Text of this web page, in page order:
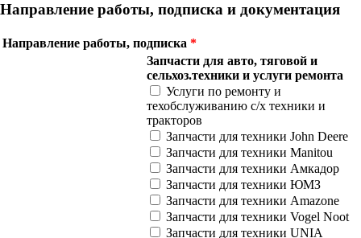
Направление работы, подписка и документация
Направление работы, подписка *
Запчасти для авто, тяговой и
сельхоз.техники и услуги ремонта
Услуги по ремонту и
техобслуживанию с/х техники и
тракторов
Запчасти для техники John Deere
Запчасти для техники Manitou
Запчасти для техники Амкадор
Запчасти для техники ЮМЗ
Запчасти для техники Amazone
Запчасти для техники Vogel Noot
Запчасти для техники UNIA